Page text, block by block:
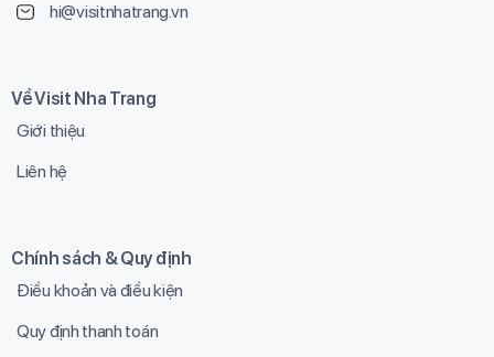
hi@visitnhatrang.vn
Về Visit Nha Trang
Giới thiệu
Liên hệ
Chính sách & Quy định
Điều khoản và điều kiện
Quy định thanh toán